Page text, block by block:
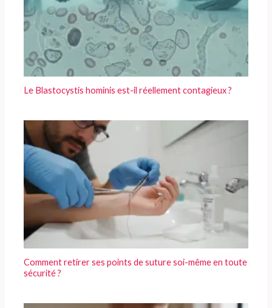
Le Blastocystis hominis est-il réellement contagieux ?
Comment retirer ses points de suture soi-même en toute
sécurité ?